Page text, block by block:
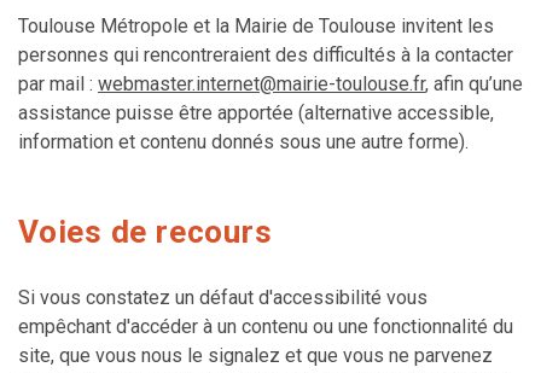
Toulouse Métropole et la Mairie de Toulouse invitent les
personnes qui rencontreraient des difficultés à la contacter
par mail : webmaster.internet@mairie-toulouse.fr, afin qu’une
assistance puisse être apportée (alternative accessible,
information et contenu donnés sous une autre forme).
Voies de recours
Si vous constatez un défaut d'accessibilité vous
empêchant d'accéder à un contenu ou une fonctionnalité du
site, que vous nous le signalez et que vous ne parvenez